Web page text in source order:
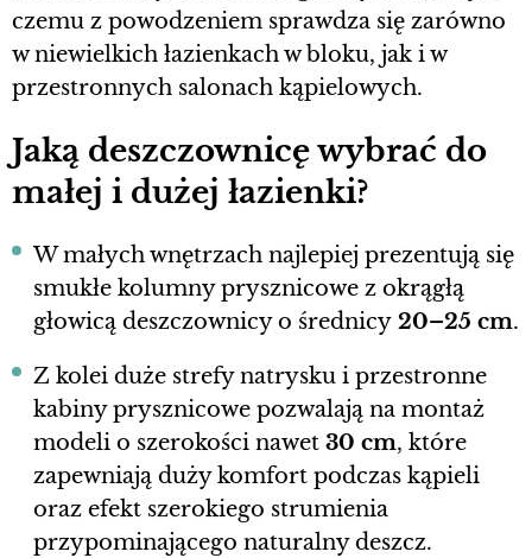
czemu z powodzeniem sprawdza się zarówno
w niewielkich łazienkach w bloku, jak i w
przestronnych salonach kąpielowych.
Jaką deszczownicę wybrać do
małej i dużej łazienki?
W małych wnętrzach najlepiej prezentują się
smukłe kolumny prysznicowe z okrągłą
głowicą deszczownicy o średnicy 20–25 cm.
Z kolei duże strefy natrysku i przestronne
kabiny prysznicowe pozwalają na montaż
modeli o szerokości nawet 30 cm, które
zapewniają duży komfort podczas kąpieli
oraz efekt szerokiego strumienia
przypominającego naturalny deszcz.